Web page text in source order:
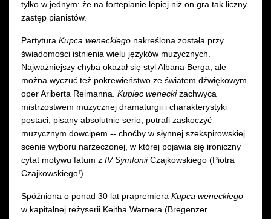
tylko w jednym: że na fortepianie lepiej niż on gra tak liczny
zastęp pianistów.
Partytura Kupca weneckiego nakreślona została przy
świadomości istnienia wielu języków muzycznych.
Najważniejszy chyba okazał się styl Albana Berga, ale
można wyczuć też pokrewieństwo ze światem dźwiękowym
oper Ariberta Reimanna. Kupiec weneckizachwyca
mistrzostwem muzycznej dramaturgii i charakterystyki
postaci; pisany absolutnie serio, potrafi zaskoczyć
muzycznym dowcipem -- choćby w słynnej szekspirowskiej
scenie wyboru narzeczonej, w której pojawia się ironiczny
cytat motywu fatum z IV SymfoniiCzajkowskiego (Piotra
Czajkowskiego!).
Spóźniona o ponad 30 lat prapremiera Kupca weneckiego
w kapitalnej reżyserii Keitha Warnera (Bregenzer